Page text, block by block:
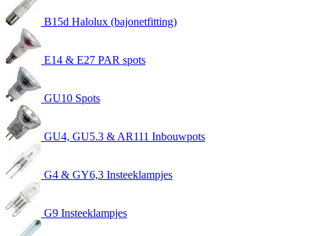
B15d Halolux (bajonetfitting)
E14 & E27 PAR spots
GU10 Spots
GU4, GU5.3 & AR111 Inbouwpots
G4 & GY6,3 Insteeklampjes
G9 Insteeklampjes